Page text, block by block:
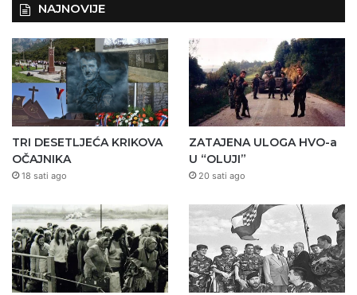
NAJNOVIJE
TRI DESETLJEĆA KRIKOVA
OČAJNIKA
18 sati ago
ZATAJENA ULOGA HVO-a
U “OLUJI”
20 sati ago